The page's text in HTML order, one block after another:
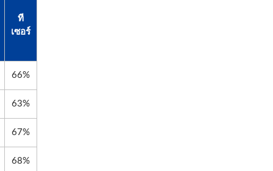
ที
เซอร์
66%
63%
67%
68%